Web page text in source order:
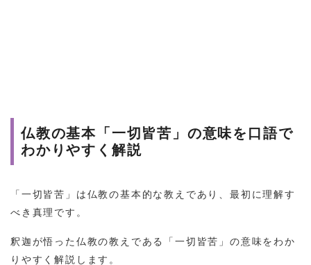
仏教の基本「一切皆苦」の意味を口語で
わかりやすく解説
「一切皆苦」は仏教の基本的な教えであり、最初に理解す
べき真理です。
釈迦が悟った仏教の教えである「一切皆苦」の意味をわか
りやすく解説します。